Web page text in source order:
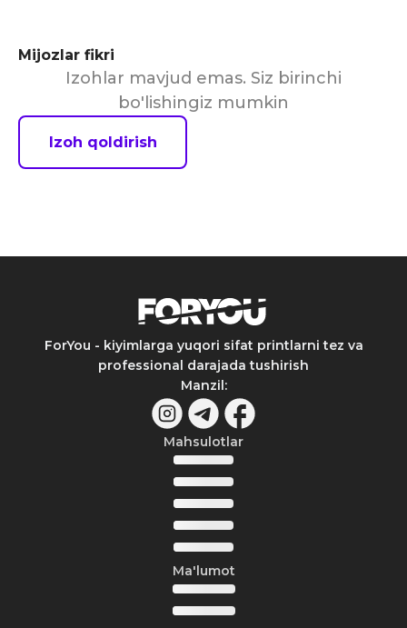
Mijozlar fikri
Izohlar mavjud emas. Siz birinchi
bo'lishingiz mumkin
Izoh qoldirish
ForYou - kiyimlarga yuqori sifat printlarni tez va
professional darajada tushirish
Manzil:
Mahsulotlar
Ma'lumot